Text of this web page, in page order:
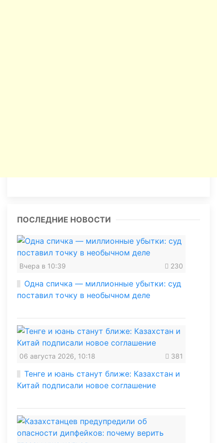
ПОСЛЕДНИЕ НОВОСТИ
Вчера в 10:39 230
Одна спичка — миллионные убытки: суд
поставил точку в необычном деле
06 августа 2026, 10:18 381
Тенге и юань станут ближе: Казахстан и
Китай подписали новое соглашение